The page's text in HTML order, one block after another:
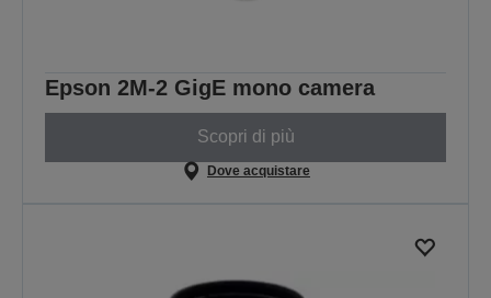
Epson 2M-2 GigE mono camera
Scopri di più
Dove acquistare